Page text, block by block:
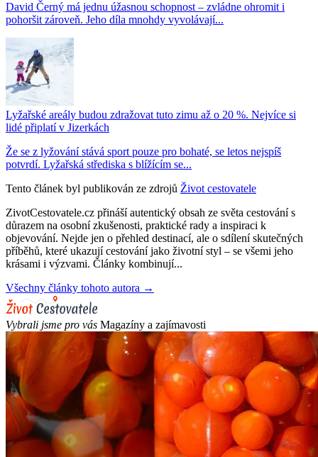
David Černý má jednu úžasnou schopnost – zvládne ohromit i
pohoršit zároveň. Jeho díla mnohdy vyvolávají...
Lyžařské areály budou zdražovat tuto zimu až o 20 %. Nejvíce si
lidé připlatí v Jizerkách
Že se z lyžování stává sport pouze pro bohaté, se letos nejspíš
potvrdí. Lyžařská střediska s blížícím se...
Tento článek byl publikován ze zdrojů Život cestovatele
ZivotCestovatele.cz přináší autentický obsah ze světa cestování s
důrazem na osobní zkušenosti, praktické rady a inspiraci k
objevování. Nejde jen o přehled destinací, ale o sdílení skutečných
příběhů, které ukazují cestování jako životní styl – se všemi jeho
krásami i výzvami. Články kombinují...
Všechny články tohoto autora →
Vybrali jsme pro vás Magazíny a zajímavosti